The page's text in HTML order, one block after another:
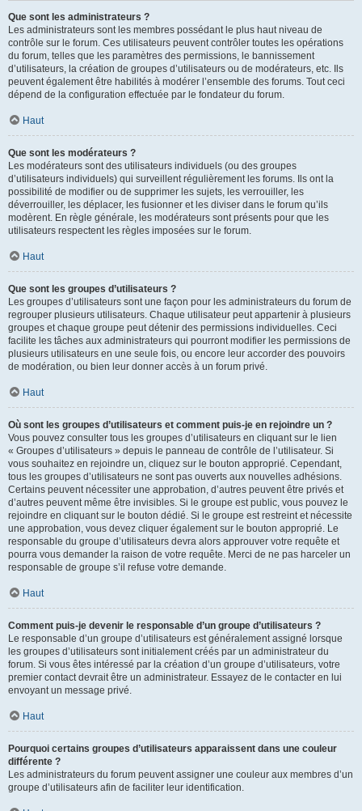
Que sont les administrateurs ?
Les administrateurs sont les membres possédant le plus haut niveau de
contrôle sur le forum. Ces utilisateurs peuvent contrôler toutes les opérations
du forum, telles que les paramètres des permissions, le bannissement
d’utilisateurs, la création de groupes d’utilisateurs ou de modérateurs, etc. Ils
peuvent également être habilités à modérer l’ensemble des forums. Tout ceci
dépend de la configuration effectuée par le fondateur du forum.
Haut
Que sont les modérateurs ?
Les modérateurs sont des utilisateurs individuels (ou des groupes
d’utilisateurs individuels) qui surveillent régulièrement les forums. Ils ont la
possibilité de modifier ou de supprimer les sujets, les verrouiller, les
déverrouiller, les déplacer, les fusionner et les diviser dans le forum qu’ils
modèrent. En règle générale, les modérateurs sont présents pour que les
utilisateurs respectent les règles imposées sur le forum.
Haut
Que sont les groupes d’utilisateurs ?
Les groupes d’utilisateurs sont une façon pour les administrateurs du forum de
regrouper plusieurs utilisateurs. Chaque utilisateur peut appartenir à plusieurs
groupes et chaque groupe peut détenir des permissions individuelles. Ceci
facilite les tâches aux administrateurs qui pourront modifier les permissions de
plusieurs utilisateurs en une seule fois, ou encore leur accorder des pouvoirs
de modération, ou bien leur donner accès à un forum privé.
Haut
Où sont les groupes d’utilisateurs et comment puis-je en rejoindre un ?
Vous pouvez consulter tous les groupes d’utilisateurs en cliquant sur le lien
« Groupes d’utilisateurs » depuis le panneau de contrôle de l’utilisateur. Si
vous souhaitez en rejoindre un, cliquez sur le bouton approprié. Cependant,
tous les groupes d’utilisateurs ne sont pas ouverts aux nouvelles adhésions.
Certains peuvent nécessiter une approbation, d’autres peuvent être privés et
d’autres peuvent même être invisibles. Si le groupe est public, vous pouvez le
rejoindre en cliquant sur le bouton dédié. Si le groupe est restreint et nécessite
une approbation, vous devez cliquer également sur le bouton approprié. Le
responsable du groupe d’utilisateurs devra alors approuver votre requête et
pourra vous demander la raison de votre requête. Merci de ne pas harceler un
responsable de groupe s’il refuse votre demande.
Haut
Comment puis-je devenir le responsable d’un groupe d’utilisateurs ?
Le responsable d’un groupe d’utilisateurs est généralement assigné lorsque
les groupes d’utilisateurs sont initialement créés par un administrateur du
forum. Si vous êtes intéressé par la création d’un groupe d’utilisateurs, votre
premier contact devrait être un administrateur. Essayez de le contacter en lui
envoyant un message privé.
Haut
Pourquoi certains groupes d’utilisateurs apparaissent dans une couleur
différente ?
Les administrateurs du forum peuvent assigner une couleur aux membres d’un
groupe d’utilisateurs afin de faciliter leur identification.